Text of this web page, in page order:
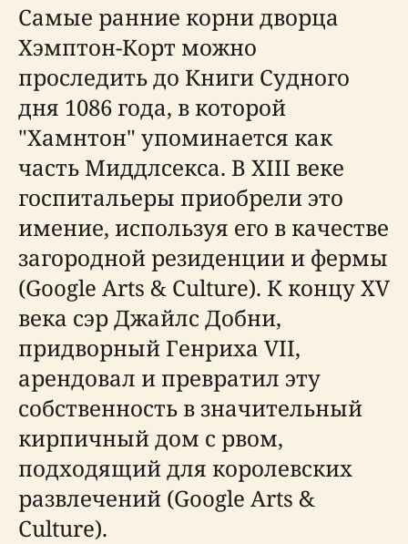
Самые ранние корни дворца
Хэмптон-Корт можно
проследить до Книги Судного
дня 1086 года, в которой
"Хамнтон" упоминается как
часть Миддлсекса. В XIII веке
госпитальеры приобрели это
имение, используя его в качестве
загородной резиденции и фермы
(Google Arts & Culture). К концу XV
века сэр Джайлс Добни,
придворный Генриха VII,
арендовал и превратил эту
собственность в значительный
кирпичный дом с рвом,
подходящий для королевских
развлечений (Google Arts &
Culture).